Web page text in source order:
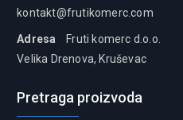
kontakt@frutikomerc.com
Adresa Fruti komerc d.o.o.
Velika Drenova, Kruševac
Pretraga proizvoda